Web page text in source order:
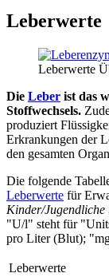
Leberwerte
Leberwerte
Die Leber ist das
Stoffwechsels.
produziert
Erkrankungen der
den gesamten
Die folgende
Leberwerte für
Kinder/Jugendliche
"U/l" steht für
pro Liter (Blut);
Leberwerte